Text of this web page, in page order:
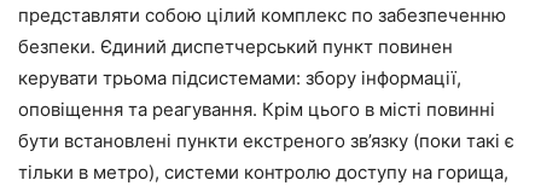
представляти собою цілий комплекс по забезпеченню
безпеки. Єдиний диспетчерський пункт повинен
керувати трьома підсистемами: збору інформації,
оповіщення та реагування. Крім цього в місті повинні
бути встановлені пункти екстреного зв’язку (поки такі є
тільки в метро), системи контролю доступу на горища,